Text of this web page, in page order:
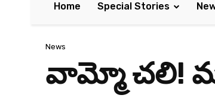
Home Special Stories
News
వామ్మో చలి!